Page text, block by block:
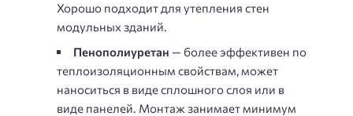
Хорошо подходит для утепления стен
модульных зданий.
Пенополиуретан — более эффективен по
теплоизоляционным свойствам, может
наноситься в виде сплошного слоя или в
виде панелей. Монтаж занимает минимум